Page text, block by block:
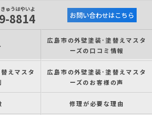
きゅうはやいよ
8814 お問い合わせはこちら
広島市の外壁塗装･塗替えマスタ
ーズの口コミ情報
えマスタ
広島市の外壁塗装･塗替えマスタ
ーズのお客様の声
修理が必要な理由